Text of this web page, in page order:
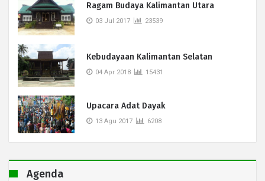
Ragam Budaya Kalimantan Utara
03 Jul 2017 23539
Kebudayaan Kalimantan Selatan
04 Apr 2018 15431
Upacara Adat Dayak
13 Agu 2017 6208
Agenda